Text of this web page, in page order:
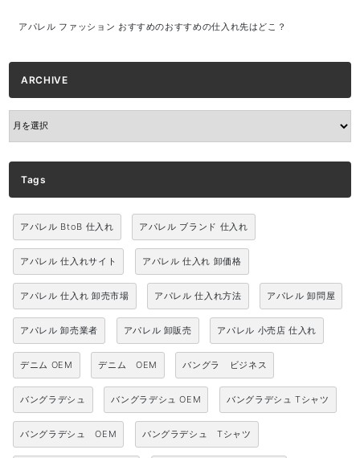
アパレル ファッション おすすめのおすすめの仕入れ先はどこ？
ARCHIVE
ARCHIVE
Tags
アパレル BtoB 仕入れ アパレル ブランド 仕入れ
アパレル 仕入れサイト アパレル 仕入れ 卸価格
アパレル 仕入れ 卸売市場 アパレル 仕入れ方法 アパレル 卸問屋
アパレル 卸売業者 アパレル 卸販売 アパレル 小売店 仕入れ
デニム OEM デニム OEM バングラ ビジネス
バングラデシュ バングラデシュ OEM バングラデシュ Tシャツ
バングラデシュ OEM バングラデシュ Tシャツ